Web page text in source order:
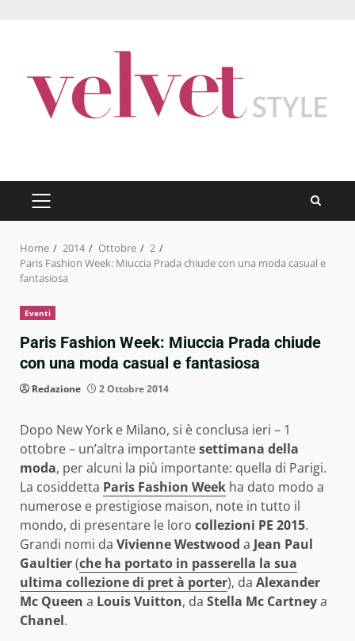
PRIMARY
MENU
Home 2014 Ottobre
2
Paris Fashion Week: Miuccia Prada chiude con una moda casual e
fantasiosa
Eventi
Paris Fashion Week: Miuccia Prada chiude
con una moda casual e fantasiosa
Redazione 2 Ottobre 2014
Dopo New York e Milano, si è conclusa ieri – 1
ottobre – un’altra importantesettimana della
moda, per alcuni la più importante: quella di Parigi.
La cosiddetta Paris Fashion Week ha dato modo a
numerose e prestigiose maison, note in tutto il
mondo, di presentare le loro collezioni PE 2015.
Grandi nomi da Vivienne Westwood a Jean Paul
Gaultier(che ha portato in passerella la sua
ultima collezione di pret à porter), da Alexander
Mc Queen a Louis Vuitton, da Stella Mc Cartneya
Chanel.